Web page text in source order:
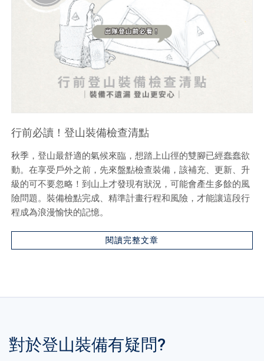
行前必讀！登山裝備檢查清點
秋季，登山最舒適的氣候來臨，想踏上山徑的雙腳已經蠢蠢欲
動。在享受戶外之前，先來盤點檢查裝備，該補充、更新、升
級的可不要忽略！到山上才發現有狀況，可能會產生多餘的風
險問題。裝備檢點完成、精準計畫行程和風險，才能讓這段行
程成為浪漫愉快的記憶。
閱讀完整文章
對於登山裝備有疑問?